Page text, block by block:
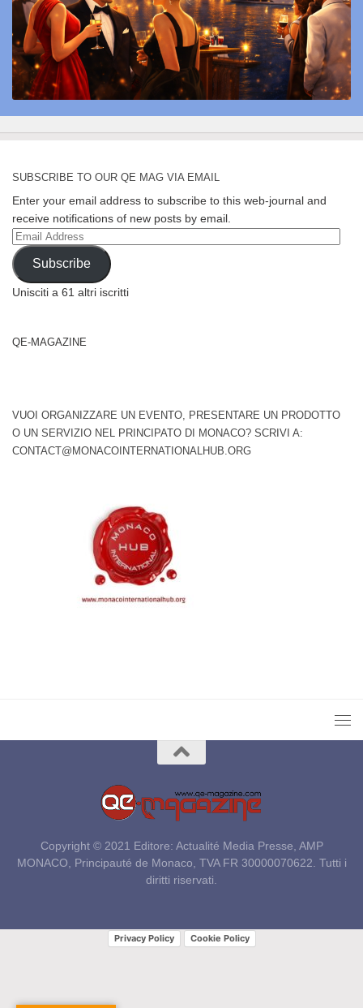
SUBSCRIBE TO OUR QE MAG VIA EMAIL
Enter your email address to subscribe to this web-journal and
receive notifications of new posts by email.
Email
Address
Subscribe
Unisciti a 61 altri iscritti
QE-MAGAZINE
VUOI ORGANIZZARE UN EVENTO, PRESENTARE UN PRODOTTO
O UN SERVIZIO NEL PRINCIPATO DI MONACO? SCRIVI A:
CONTACT@MONACOINTERNATIONALHUB.ORG
Copyright © 2021 Editore: Actualité Media Presse, AMP
MONACO, Principauté de Monaco, TVA FR 30000070622. Tutti i
diritti riservati.
Privacy Policy Cookie Policy